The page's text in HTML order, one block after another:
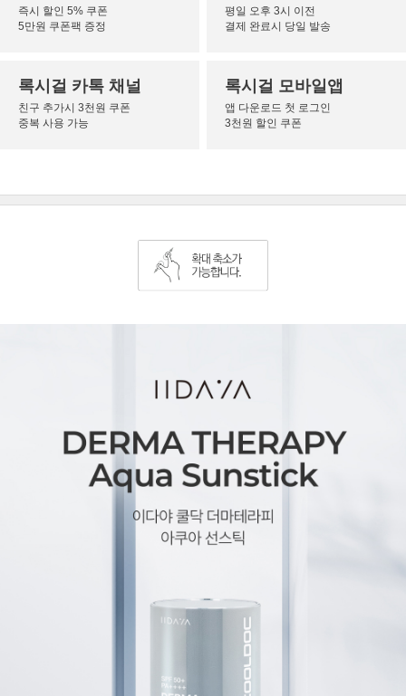
즉시 할인 5% 쿠폰
5만원 쿠폰팩 증정
평일 오후 3시 이전
결제 완료시 당일 발송
록시걸 카톡 채널
친구 추가시 3천원 쿠폰
중복 사용 가능
록시걸 모바일앱
앱 다운로드 첫 로그인
3천원 할인 쿠폰